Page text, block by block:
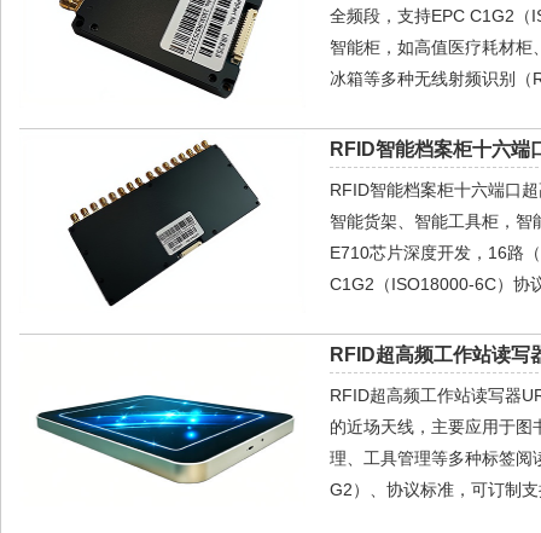
全频段，支持EPC C1G2（
智能柜，如高值医疗耗材
冰箱等多种无线射频识别（
RFID智能档案柜十六端
RFID智能档案柜十六端口
智能货架、智能工具柜，
E710芯片深度开发，16路
C1G2（ISO18000-6C）协
RFID超高频工作站读写
RFID超高频工作站读写器
的近场天线，主要应用于
理、工具管理等多种标签阅
G2）、协议标准，可订制